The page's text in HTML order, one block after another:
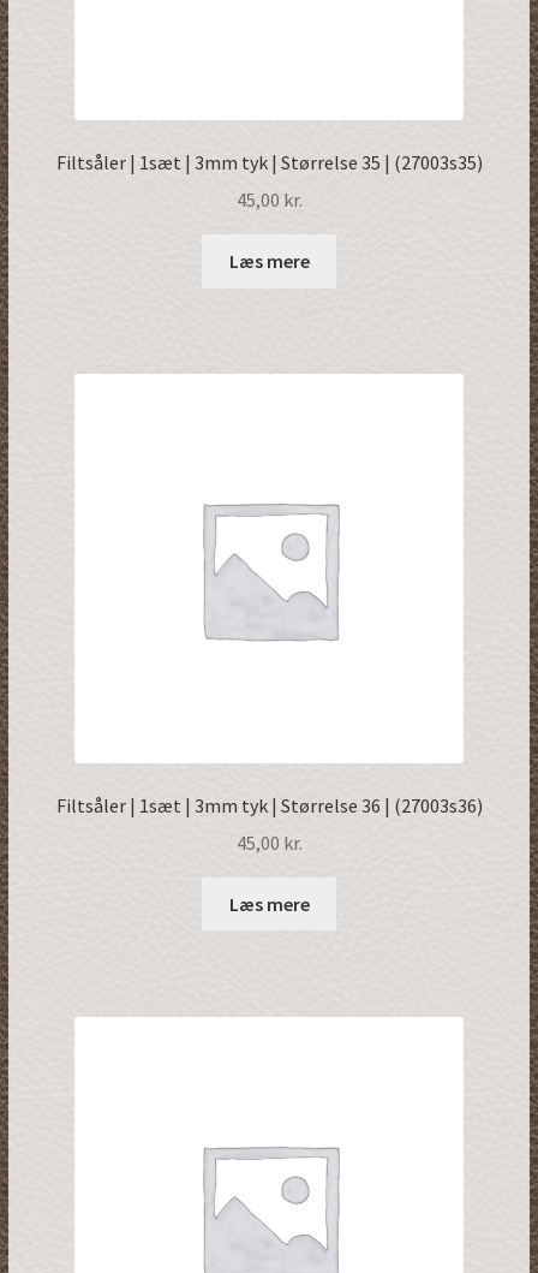
Filtsåler | 1sæt | 3mm tyk | Størrelse 35 | (27003s35)
45,00 kr.
Læs mere
Filtsåler | 1sæt | 3mm tyk | Størrelse 36 | (27003s36)
45,00 kr.
Læs mere